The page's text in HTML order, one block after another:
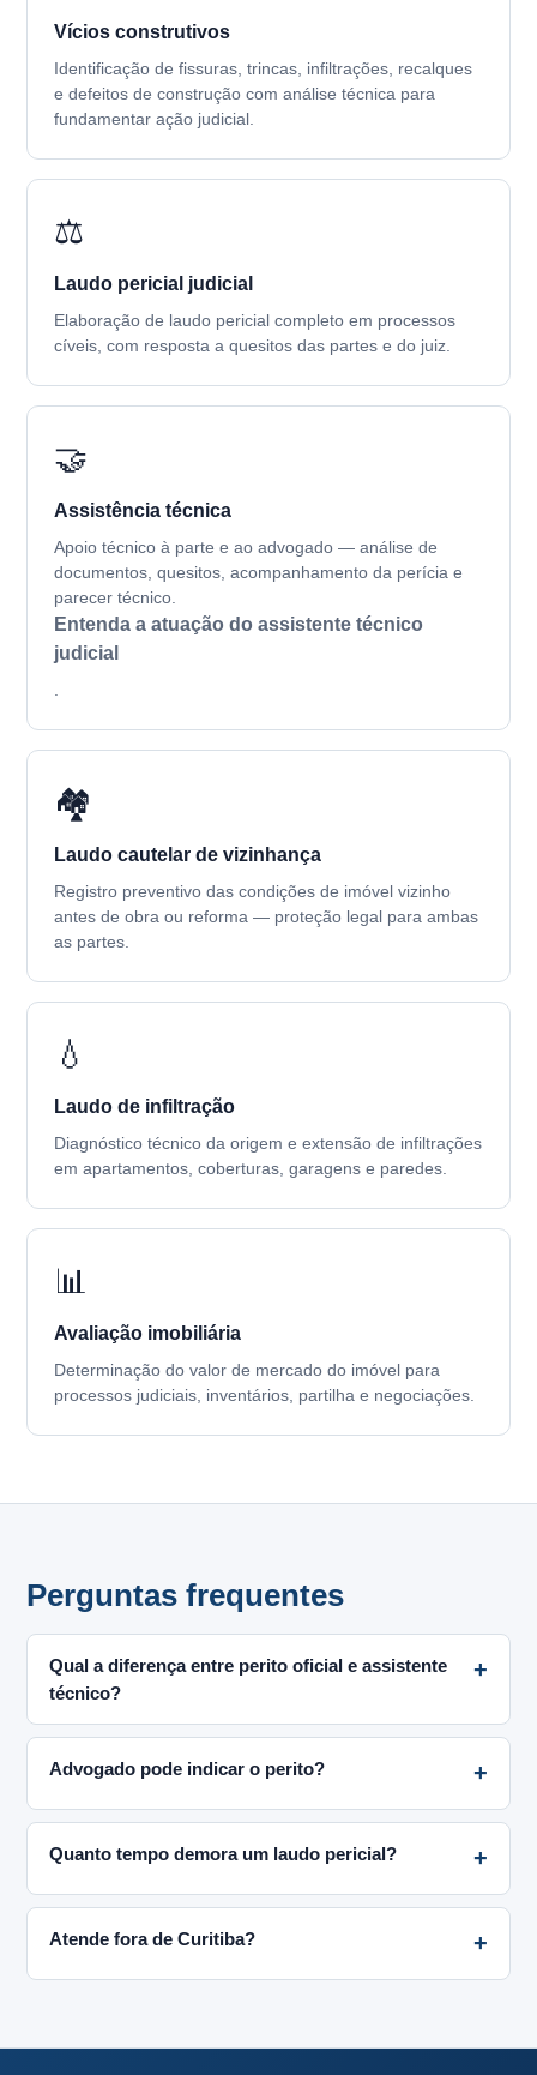
Vícios construtivos
Identificação de fissuras, trincas, infiltrações, recalques
e defeitos de construção com análise técnica para
fundamentar ação judicial.
⚖️
Laudo pericial judicial
Elaboração de laudo pericial completo em processos
cíveis, com resposta a quesitos das partes e do juiz.
🤝
Assistência técnica
Apoio técnico à parte e ao advogado — análise de
documentos, quesitos, acompanhamento da perícia e
parecer técnico.
Entenda a atuação do assistente técnico
judicial
🏘️
Laudo cautelar de vizinhança
Registro preventivo das condições de imóvel vizinho
antes de obra ou reforma — proteção legal para ambas
as partes.
💧
Laudo de infiltração
Diagnóstico técnico da origem e extensão de infiltrações
em apartamentos, coberturas, garagens e paredes.
📊
Avaliação imobiliária
Determinação do valor de mercado do imóvel para
processos judiciais, inventários, partilha e negociações.
Perguntas frequentes
Qual a diferença entre perito oficial e assistente
técnico?
Advogado pode indicar o perito?
Quanto tempo demora um laudo pericial?
Atende fora de Curitiba?